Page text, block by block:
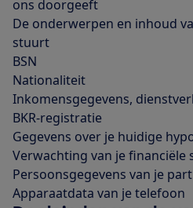
ons doorgeeft
De onderwerpen en inhoud
stuurt
BSN
Nationaliteit
Inkomensgegevens,
BKR-registratie
Gegevens over je huidige
Verwachting van je financiële
Persoonsgegevens van je
Apparaatdata van je telefoon